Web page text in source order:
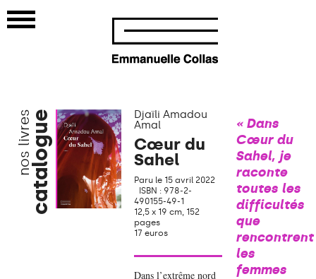
nos livrescatalogue
Djaïli Amadou
Amal
Cœur du
Sahel
Paru le 15 avril 2022
ISBN : 978-2-
490155-49-1
12,5 x 19 cm, 152
pages
17 euros
Dans l’extrême nord
« Dans
Cœur du
Sahel, je
raconte
toutes les
difficultés
que
rencontrent
les
femmes